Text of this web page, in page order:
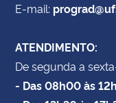
E-mail:
ATENDIMENTO:
De segunda a
- Das 08h00 às